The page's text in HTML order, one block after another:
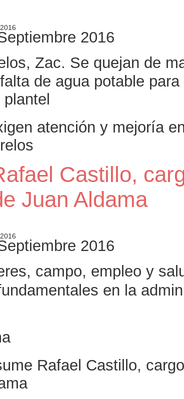
2016
Zac. Se quejan de
de agua potable para
atención y mejoría
Castillo,
Juan Aldama
2016
campo, empleo y
en la
Rafael Castillo,